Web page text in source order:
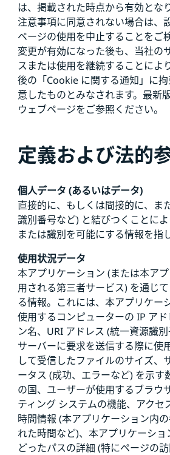
は、掲載された時点から有効とな
注意事項に同意されない場合は、
ページの使用を中止することをご
変更が有効になった後も、当社の
スまたは使用を継続することによ
後の「Cookie に関する通知」に
意したものとみなされます。最新
ウェブページをご参照ください。
定義および法的
個人データ (あるいはデータ)
直接的に、もしくは間接的に、ま
識別番号など) と結びつくことに
または識別を可能にする情報を指し
使用状況データ
本アプリケーション (または本ア
用される第三者サービス) を通じ
る情報。これには、本アプリケー
使用するコンピューターの IP ア
ン名、URI アドレス (統一資源識別
サーバーに要求を送信する際に使
して受信したファイルのサイズ、
ータス (成功、エラーなど) を示す
の国、ユーザーが使用するブラウ
ティング システムの機能、アクセ
時間情報 (本アプリケーション内
れた時間など)、本アプリケーシ
どったパスの詳細 (特にページの